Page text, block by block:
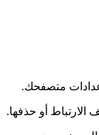
متصفحك.
أو حذفها.